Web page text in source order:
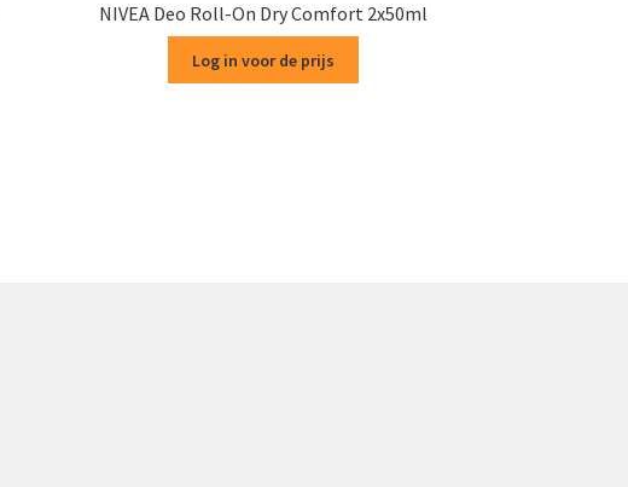
NIVEA Deo Roll-On Dry Comfort 2x50ml
Log in voor de prijs